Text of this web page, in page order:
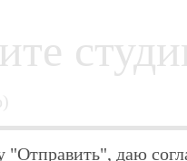
даю